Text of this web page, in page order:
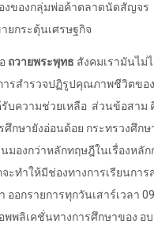
งของกลุ่มพ่อค้าตลาดนัดสัญจร
ยกระตุ้นเศรษฐกิจ
ถวายพระพุทธ สังคมเรามันไม่
ารสำรวจปฏิรูปคุณภาพชีวิตข
บความช่วยเหลือ ส่วนข้อสาม
กษายังอ่อนด้อย กระทรวงศึกษ
มองกว่าหลักทฤษฎีในเรื่องห
จะทำให้มีช่องทางการเรียนกา
อกรายการทุกวันเสาร์เวลา
พลิเคชั่นทางการศึกษาของ อ